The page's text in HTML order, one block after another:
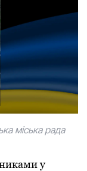
міська рада
у